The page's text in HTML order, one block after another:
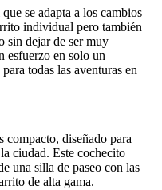
se adapta a los cambios
individual pero también
sin dejar de ser muy
esfuerzo en solo un
todas las aventuras en
compacto, diseñado para
la ciudad. Este cochecito
una silla de paseo con las
de alta gama.